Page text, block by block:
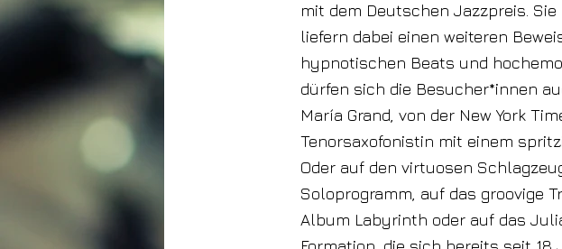
mit dem Deutschen Jazzpreis.
liefern dabei einen weiteren
hypnotischen Beats und
dürfen sich die Besucher*innen
María Grand, von der New York
Tenorsaxofonistin mit einem
Oder auf den virtuosen
Soloprogramm, auf das groovige
Album Labyrinth oder auf das